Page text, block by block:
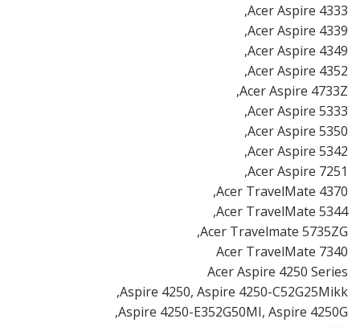
Acer Aspire 4333,
Acer Aspire 4339,
Acer Aspire 4349,
Acer Aspire 4352,
Acer Aspire 4733Z,
Acer Aspire 5333,
Acer Aspire 5350,
Acer Aspire 5342,
Acer Aspire 7251,
Acer TravelMate 4370,
Acer TravelMate 5344,
Acer Travelmate 5735ZG,
Acer TravelMate 7340
Acer Aspire 4250 Series
Aspire 4250, Aspire 4250-C52G25Mikk,
Aspire 4250-E352G50MI, Aspire 4250G,